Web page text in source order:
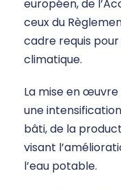
européen, de
ceux du
cadre requis
climatique.
La mise en
une
bâti, de la
visant
l’eau potable.